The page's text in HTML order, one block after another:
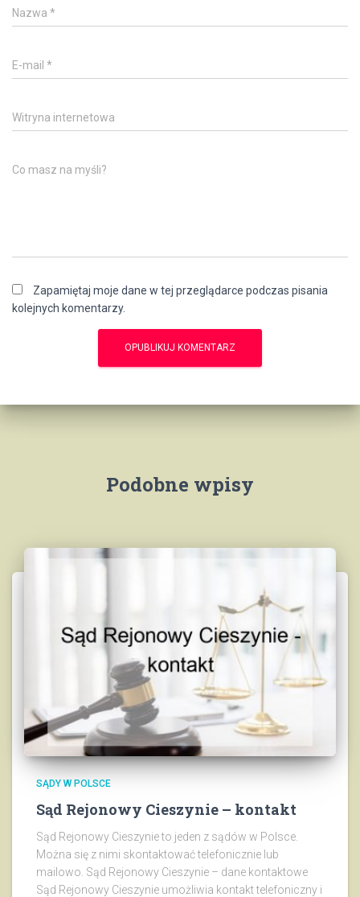
Nazwa *
E-mail *
Witryna internetowa
Co masz na myśli?
Zapamiętaj moje dane w tej przeglądarce podczas pisania
kolejnych komentarzy.
Podobne wpisy
SĄDY W POLSCE
Sąd Rejonowy Cieszynie – kontakt
Sąd Rejonowy Cieszynie to jeden z sądów w Polsce.
Można się z nimi skontaktować telefonicznie lub
mailowo. Sąd Rejonowy Cieszynie – dane kontaktowe
Sąd Rejonowy Cieszynie umożliwia kontakt telefoniczny i